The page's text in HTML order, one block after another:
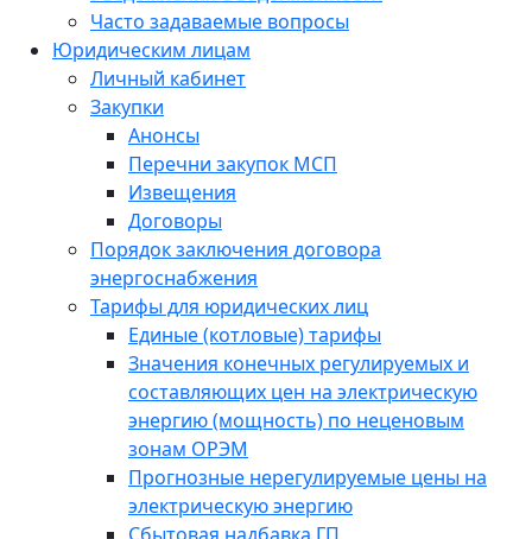
Часто задаваемые вопросы
Юридическим лицам
Личный кабинет
Закупки
Анонсы
Перечни закупок МСП
Извещения
Договоры
Порядок заключения договора
энергоснабжения
Тарифы для юридических лиц
Единые (котловые) тарифы
Значения конечных регулируемых и
составляющих цен на электрическую
энергию (мощность) по неценовым
зонам ОРЭМ
Прогнозные нерегулируемые цены на
электрическую энергию